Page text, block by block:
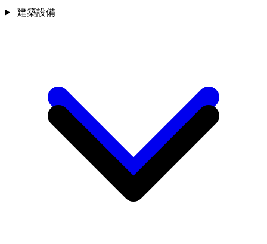
建築設備